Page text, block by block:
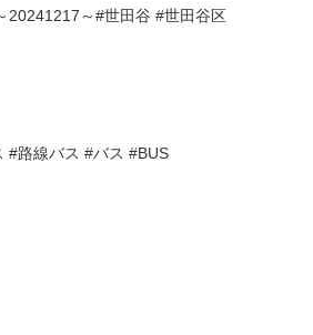
20241217～#世田谷 #世田谷区
#路線バス #バス #BUS